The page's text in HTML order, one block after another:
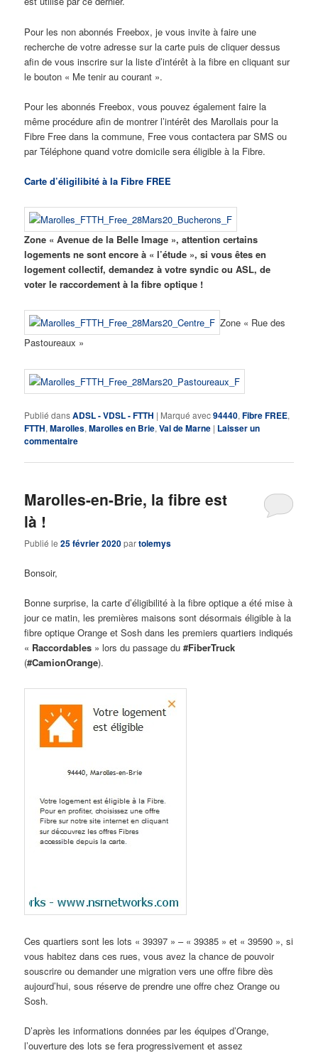
Pour les non abonnés Freebox, je vous invite à faire une
recherche de votre adresse sur la carte puis de cliquer dessus
afin de vous inscrire sur la liste d’intérêt à la fibre en cliquant sur
le bouton « Me tenir au courant ».
Pour les abonnés Freebox, vous pouvez également faire la
même procédure afin de montrer l’intérêt des Marollais pour la
Fibre Free dans la commune, Free vous contactera par SMS ou
par Téléphone quand votre domicile sera éligible à la Fibre.
Carte d’éligilibité à la Fibre FREE
Zone « Avenue de la Belle Image », attention certains
logements ne sont encore à « l’étude », si vous êtes en
logement collectif, demandez à votre syndic ou ASL, de
voter le raccordement à la fibre optique !
Zone « Rue des
Pastoureaux »
Publié dansADSL - VDSL - FTTH | Marqué avec94440,Fibre FREE,
FTTH,Marolles,Marolles en Brie,Val de Marne | Laisser un
commentaire
Marolles-en-Brie, la fibre est
là !
Publié le25 février 2020partolemys
Bonsoir,
Bonne surprise, la carte d’éligibilité à la fibre optique a été mise à
jour ce matin, les premières maisons sont désormais éligible à la
fibre optique Orange et Sosh dans les premiers quartiers indiqués
« Raccordables » lors du passage du#FiberTruck
(#CamionOrange).
Ces quartiers sont les lots « 39397 » – « 39385 » et « 39590 », si
vous habitez dans ces rues, vous avez la chance de pouvoir
souscrire ou demander une migration vers une offre fibre dès
aujourd’hui, sous réserve de prendre une offre chez Orange ou
Sosh.
D’après les informations données par les équipes d’Orange,
l’ouverture des lots se fera progressivement et assez